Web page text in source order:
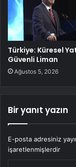
Türkiye: Küresel
Güvenli Liman
Ağustos 5, 2026
Bir yanıt yazın
E-posta adresiniz
işaretlenmişlerdir